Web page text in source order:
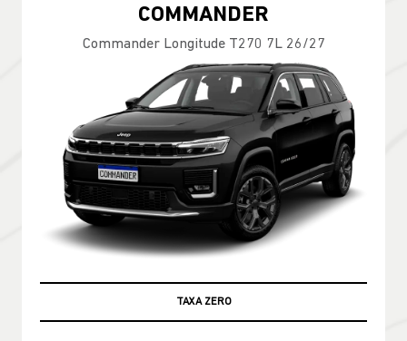
COMMANDER
Commander Longitude T270 7L 26/27
TAXA ZERO